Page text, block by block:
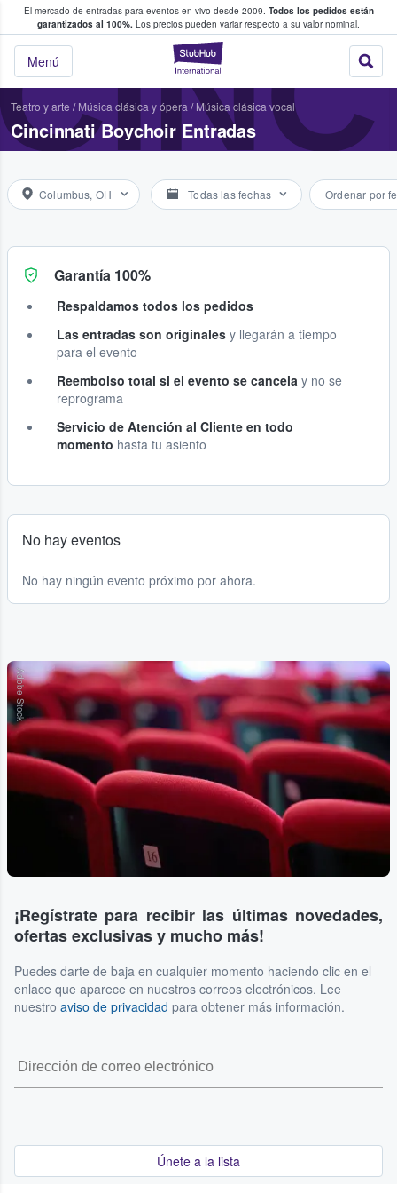
El mercado de entradas para eventos en vivo desde 2009. Todos los pedidos están
garantizados al 100%. Los precios pueden variar respecto a su valor nominal.
StubHub:
Menú
y venta de entradas entre fans
Teatro y arte / Música clásica y ópera / Música clásica vocal
Cincinnati Boychoir Entradas
Columbus, OH Todas las fechas Ordenar por
Garantía 100%
Respaldamos todos los pedidos
Las entradas son originales y llegarán a tiempo
para el evento
Reembolso total si el evento se cancela y no se
reprograma
Servicio de Atención al Cliente en todo
momento hasta tu asiento
No hay eventos
No hay ningún evento próximo por ahora.
Adobe Stock
¡Regístrate para recibir las últimas novedades,
ofertas exclusivas y mucho más!
Puedes darte de baja en cualquier momento haciendo clic en el
enlace que aparece en nuestros correos electrónicos. Lee
nuestro aviso de privacidad para obtener más información.
Únete a la lista